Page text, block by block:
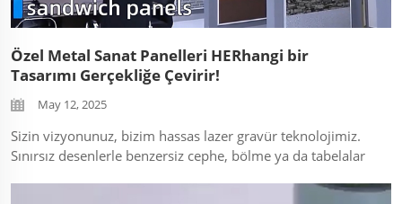
Özel Metal Sanat Panelleri HERhangi bir
Tasarımı Gerçekliğe Çevirir!
May 12, 2025
Sizin vizyonunuz, bizim hassas lazer gravür teknolojimiz.
Sınırsız desenlerle benzersiz cephe, bölme ya da tabelalar